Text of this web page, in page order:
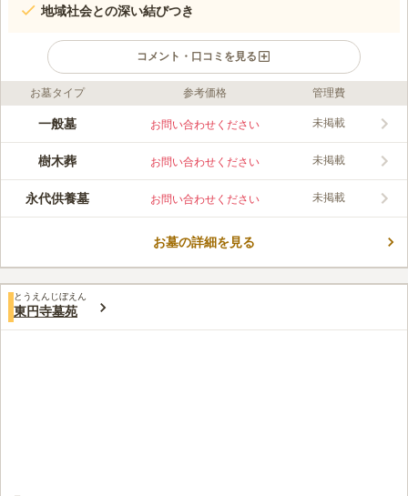
地域社会との深い結びつき
コメント・口コミを見る
口コミ評価
この霊園はまだ誰からも評価されていません。
お墓タイプ 参考価格 管理費
一般墓 お問い合わせください 未掲載
樹木葬 お問い合わせください 未掲載
永代供養墓 お問い合わせください 未掲載
お墓の詳細を見る
とうえんじぼえん
東円寺墓苑